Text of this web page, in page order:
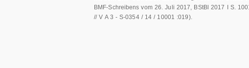
BMF-Schreibens vom 26. Juli 2017, BStBl 2017 I S.
// V A 3 - S-0354 / 14 / 10001 :019).